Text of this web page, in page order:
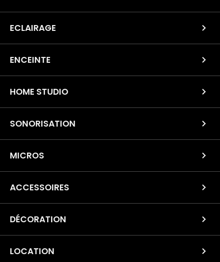
ECLAIRAGE
ENCEINTE
HOME STUDIO
SONORISATION
MICROS
ACCESSOIRES
DÉCORATION
LOCATION